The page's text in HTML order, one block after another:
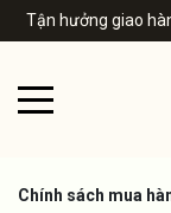
Tận hưởng giao
Chính sách mua